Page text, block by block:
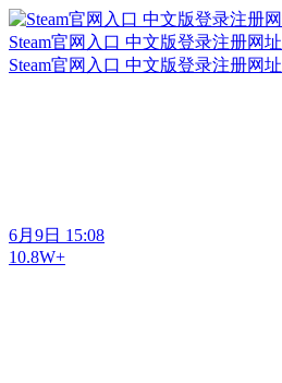
Steam官网入口 中文版登录注册网址
Steam官网入口 中文版登录注册网址
6月9日 15:08
10.8W+